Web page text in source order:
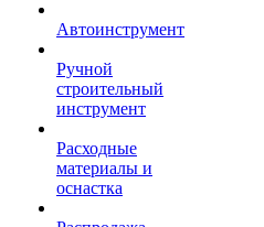
Автоинструмент
Ручной
строительный
инструмент
Расходные
материалы и
оснастка